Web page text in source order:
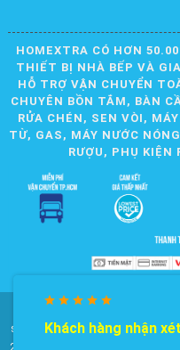
HOMEXTRA CÓ HƠN
THIẾT BỊ NHÀ BẾP VÀ
HỖ TRỢ VẬN CHUYỂN
CHUYÊN BỒN TẮM, BÀN
RỬA CHÉN, SEN VÒI,
TỪ, GAS, MÁY NƯỚC
RƯỢU, PHỤ KIỆN
© 2010-2025 Bản quyền nội dung
số: 0311.807.893 do Sở Kế
28/05/2012. Địa chỉ: 2023 Huỳnh
Khách hàng nhận xét